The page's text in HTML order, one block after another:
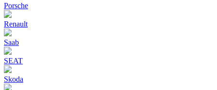
Porsche
Renault
Saab
SEAT
Skoda